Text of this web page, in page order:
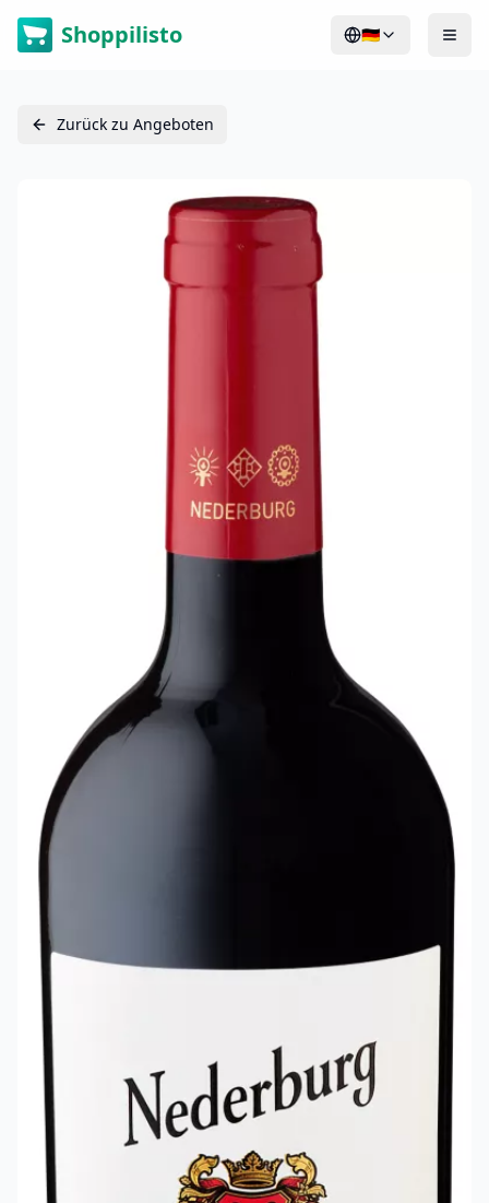
Shoppilisto 🇩🇪
Zurück zu Angeboten